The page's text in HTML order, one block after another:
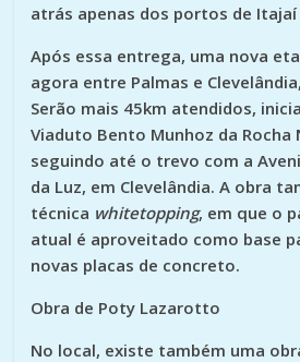
atrás apenas dos portos de Itajaí
Após essa entrega, uma nova
agora entre Palmas e
Serão mais 45km atendidos,
Viaduto Bento Munhoz da Rocha
seguindo até o trevo com a
da Luz, em Clevelândia. A obra
técnica whitetopping, em que o
atual é aproveitado como base
novas placas de concreto.
Obra de Poty Lazarotto
No local, existe também uma